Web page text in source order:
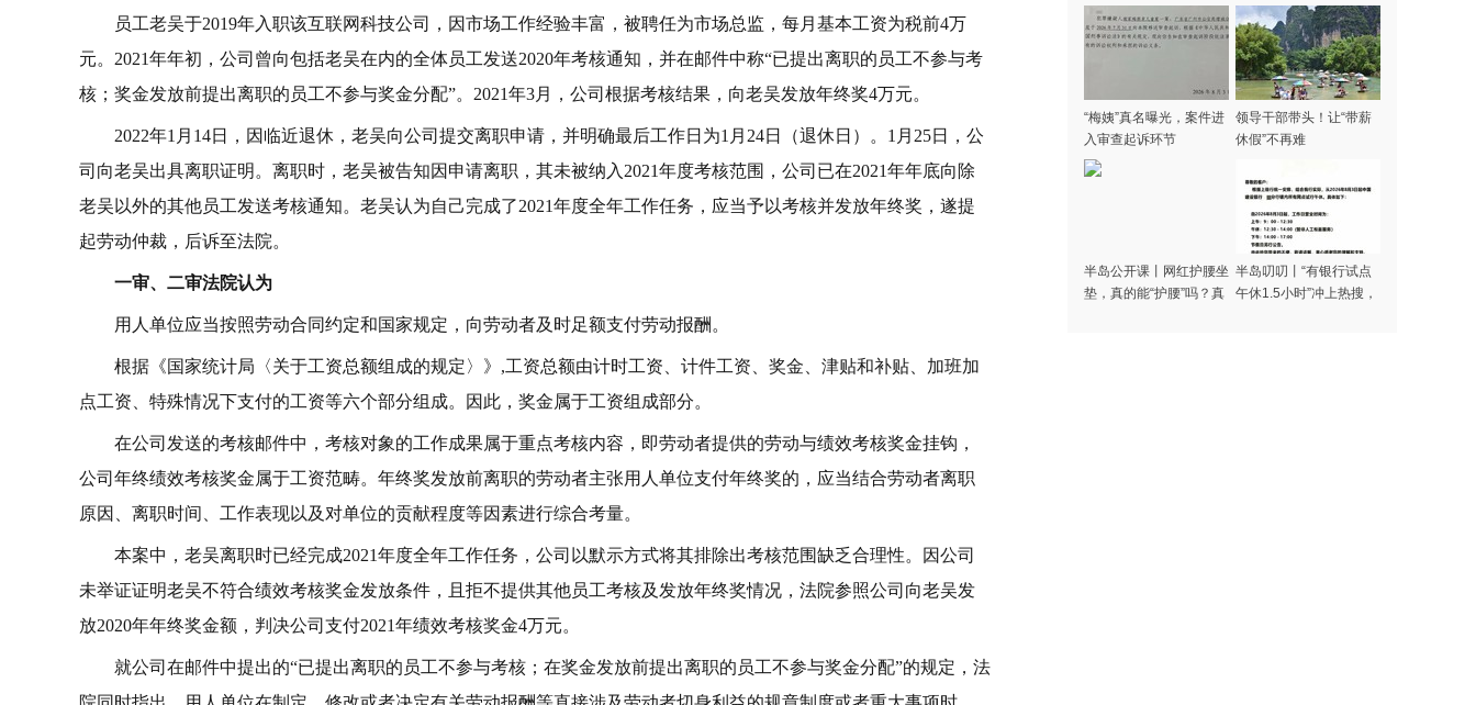
员工老吴于2019年入职该互联网科技公司，因市场工作经验丰富，被聘任为市场总监，每月基本工资为税前4万
元。2021年年初，公司曾向包括老吴在内的全体员工发送2020年考核通知，并在邮件中称“已提出离职的员工不参与考
核；奖金发放前提出离职的员工不参与奖金分配”。2021年3月，公司根据考核结果，向老吴发放年终奖4万元。
2022年1月14日，因临近退休，老吴向公司提交离职申请，并明确最后工作日为1月24日（退休日）。1月25日，公
司向老吴出具离职证明。离职时，老吴被告知因申请离职，其未被纳入2021年度考核范围，公司已在2021年年底向除
老吴以外的其他员工发送考核通知。老吴认为自己完成了2021年度全年工作任务，应当予以考核并发放年终奖，遂提
起劳动仲裁，后诉至法院。
一审、二审法院认为
用人单位应当按照劳动合同约定和国家规定，向劳动者及时足额支付劳动报酬。
根据《国家统计局〈关于工资总额组成的规定〉》,工资总额由计时工资、计件工资、奖金、津贴和补贴、加班加
点工资、特殊情况下支付的工资等六个部分组成。因此，奖金属于工资组成部分。
在公司发送的考核邮件中，考核对象的工作成果属于重点考核内容，即劳动者提供的劳动与绩效考核奖金挂钩，
公司年终绩效考核奖金属于工资范畴。年终奖发放前离职的劳动者主张用人单位支付年终奖的，应当结合劳动者离职
原因、离职时间、工作表现以及对单位的贡献程度等因素进行综合考量。
本案中，老吴离职时已经完成2021年度全年工作任务，公司以默示方式将其排除出考核范围缺乏合理性。因公司
未举证证明老吴不符合绩效考核奖金发放条件，且拒不提供其他员工考核及发放年终奖情况，法院参照公司向老吴发
放2020年年终奖金额，判决公司支付2021年绩效考核奖金4万元。
就公司在邮件中提出的“已提出离职的员工不参与考核；在奖金发放前提出离职的员工不参与奖金分配”的规定，法
“梅姨”真名曝光，案件进
入审查起诉环节
领导干部带头！让“带薪
休假”不再难
半岛公开课丨网红护腰坐
垫，真的能“护腰”吗？真
半岛叨叨丨“有银行试点
午休1.5小时”冲上热搜，